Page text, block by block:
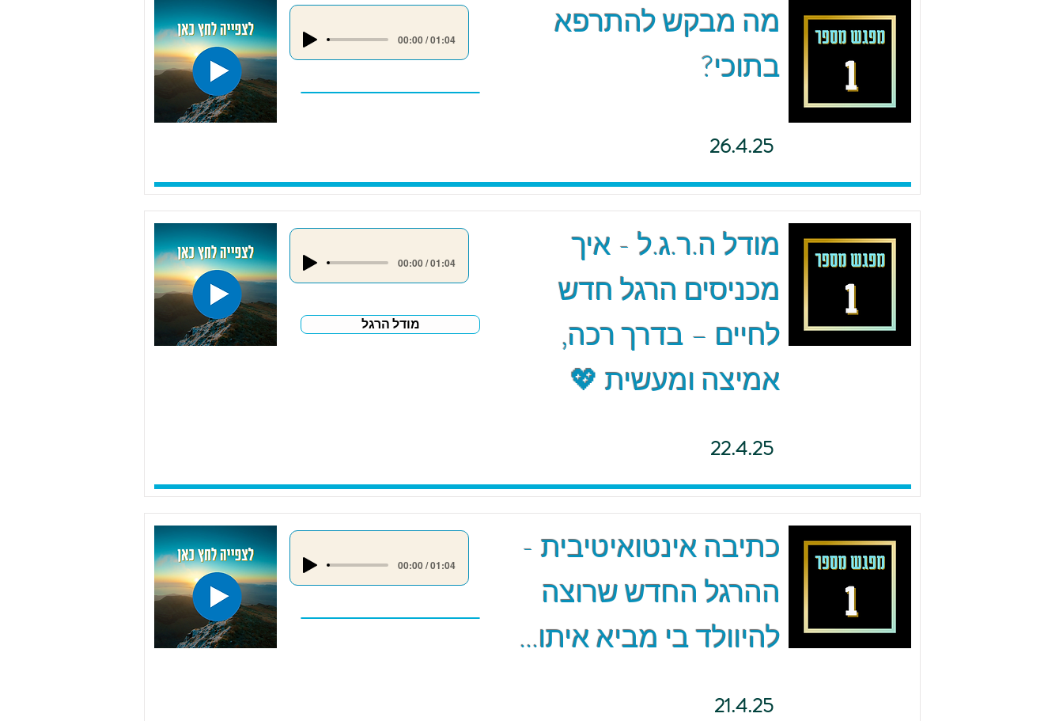
00:00 / 01:04
מה מבקש להתרפא
בתוכי?
26.4.25
00:00 / 01:04
מודל הרגל
מודל ה.ר.ג.ל - איך
מכניסים הרגל חדש
לחיים – בדרך רכה,
אמיצה ומעשית 💖
22.4.25
00:00 / 01:04
כתיבה אינטואיטיבית -
ההרגל החדש שרוצה
להיוולד בי מביא איתו...
21.4.25